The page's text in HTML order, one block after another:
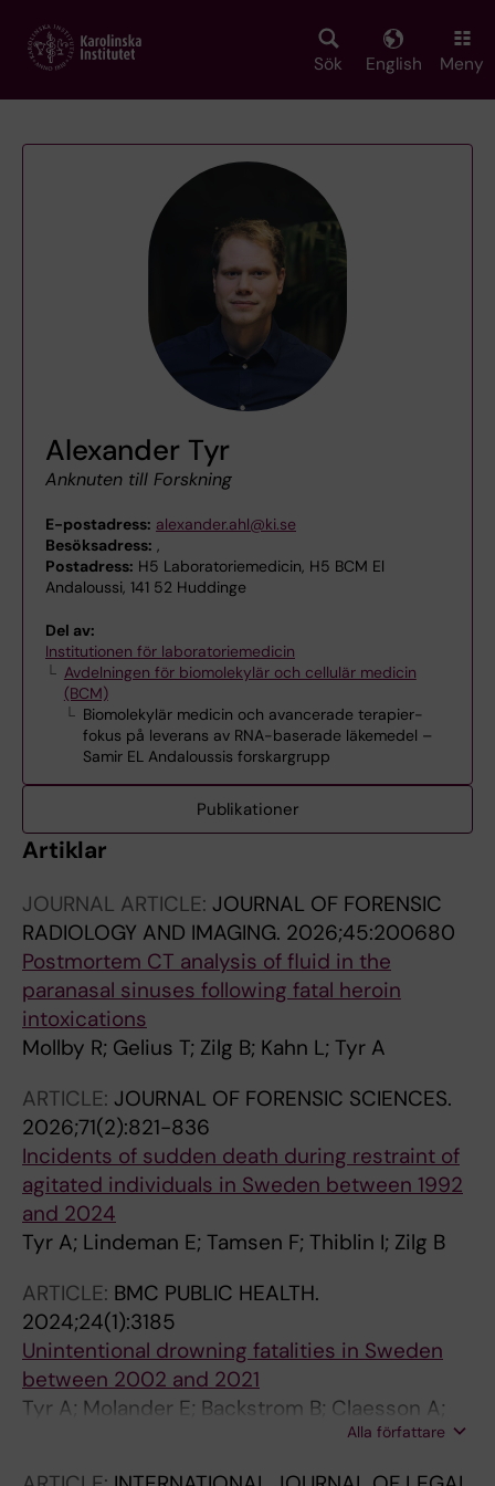
main
Sök English Meny
Alexander Tyr
Anknuten till Forskning
E-postadress: alexander.ahl@ki.se
Besöksadress: ,
Postadress: H5 Laboratoriemedicin, H5 BCM El
Andaloussi, 141 52 Huddinge
Del av:
Institutionen för laboratoriemedicin
Avdelningen för biomolekylär och cellulär medicin
(BCM)
Biomolekylär medicin och avancerade terapier-
fokus på leverans av RNA-baserade läkemedel –
Samir EL Andaloussis forskargrupp
Publikationer
Artiklar
JOURNAL ARTICLE: JOURNAL OF FORENSIC
RADIOLOGY AND IMAGING. 2026;45:200680
Postmortem CT analysis of fluid in the
paranasal sinuses following fatal heroin
intoxications
Mollby R; Gelius T; Zilg B; Kahn L; Tyr A
ARTICLE: JOURNAL OF FORENSIC SCIENCES.
2026;71(2):821-836
Incidents of sudden death during restraint of
agitated individuals in Sweden between 1992
and 2024
Tyr A; Lindeman E; Tamsen F; Thiblin I; Zilg B
ARTICLE: BMC PUBLIC HEALTH.
2024;24(1):3185
Unintentional drowning fatalities in Sweden
between 2002 and 2021
Tyr A; Molander E; Backstrom B; Claesson A;
Alla författare